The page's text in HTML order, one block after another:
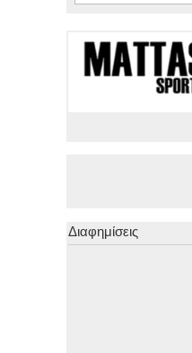
Διαφημίσεις